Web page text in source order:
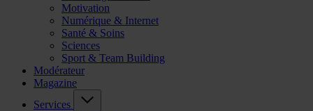
Motivation
Numérique & Internet
Santé & Soins
Sciences
Sport & Team Building
Modérateur
Magazine
Services